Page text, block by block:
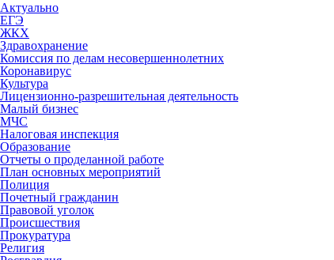
Актуально
ЕГЭ
ЖКХ
Здравохранение
Комиссия по делам несовершеннолетних
Коронавирус
Культура
Лицензионно-разрешительная деятельность
Малый бизнес
МЧС
Налоговая инспекция
Образование
Отчеты о проделанной работе
План основных мероприятий
Полиция
Почетный гражданин
Правовой уголок
Происшествия
Прокуратура
Религия